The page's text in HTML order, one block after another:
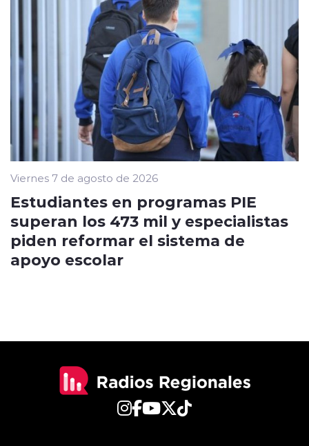
Viernes 7 de agosto de 2026
Estudiantes en programas PIE
superan los 473 mil y especialistas
piden reformar el sistema de
apoyo escolar